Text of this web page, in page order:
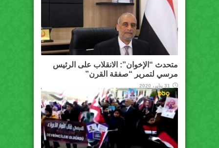
متحدث “الإخوان”: الانقلاب على الرئيس
مرسي لتمرير “صفقة القرن”
31 يناير، 2020